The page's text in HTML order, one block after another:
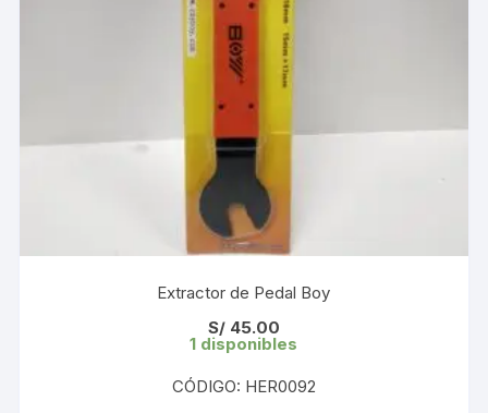
Extractor de Pedal Boy
S/45.00
1 disponibles
CÓDIGO: HER0092